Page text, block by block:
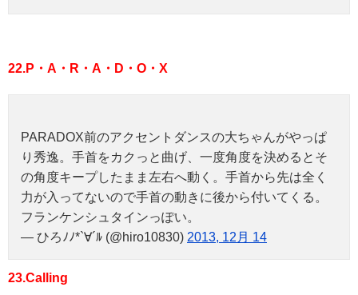
22.P・A・R・A・D・O・X
PARADOX前のアクセントダンスの大ちゃんがやっぱ
り秀逸。手首をカクっと曲げ、一度角度を決めるとそ
の角度キープしたまま左右へ動く。手首から先は全く
力が入ってないので手首の動きに後から付いてくる。
フランケンシュタインっぽい。
— ひろﾉﾉ*`∀´ﾙ (@hiro10830) 2013, 12月 14
23.Calling